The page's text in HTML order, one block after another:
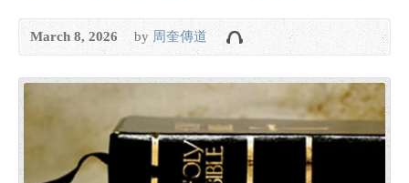
March 8, 2026 by 周奎傳道